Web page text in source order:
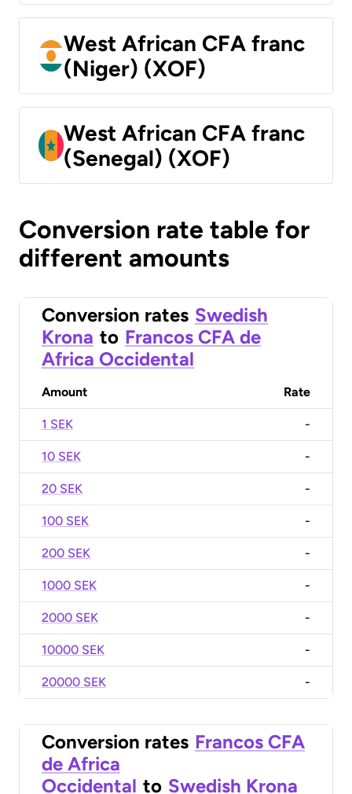
West African CFA franc
(Niger) (XOF)
West African CFA franc
(Senegal) (XOF)
Conversion rate table for
different amounts
Conversion rates Swedish
Krona to Francos CFA de
Africa Occidental
Amount Rate
1 SEK -
10 SEK -
20 SEK -
100 SEK -
200 SEK -
1000 SEK -
2000 SEK -
10000 SEK -
20000 SEK -
Conversion rates Francos CFA
de Africa
Occidental to Swedish Krona